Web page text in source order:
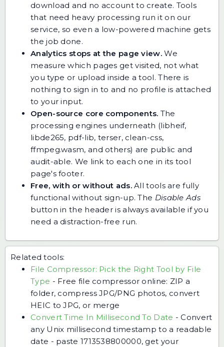
download and no account to create. Tools
that need heavy processing run it on our
service, so even a low-powered machine gets
the job done.
Analytics stops at the page view.We
measure which pages get visited, not what
you type or upload inside a tool. There is
nothing to sign in to and no profile is attached
to your input.
Open-source core components. The
processing engines underneath (libheif,
libde265, pdf-lib, terser, clean-css,
ffmpeg.wasm, and others) are public and
audit-able. We link to each one in its tool
page's footer.
Free, with or without ads.All tools are fully
functional without sign-up. The Disable Ads
button in the header is always available if you
need a distraction-free run.
Related tools:
File Compressor: Pick the Right Tool by File
Type - Free file compressor online: ZIP a
folder, compress JPG/PNG photos, convert
HEIC to JPG, or merge
Convert Time In Millisecond To Date -Convert
any Unix millisecond timestamp to a readable
date - paste 1713538800000, get your